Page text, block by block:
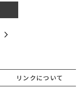
リンクについて